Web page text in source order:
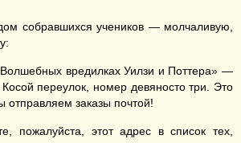
собравшихся учеников — молчаливую,
вредилках Уилзи и Поттера» —
переулок, номер девяносто три. Это
заказы почтой!
пожалуйста, этот адрес в список тех,